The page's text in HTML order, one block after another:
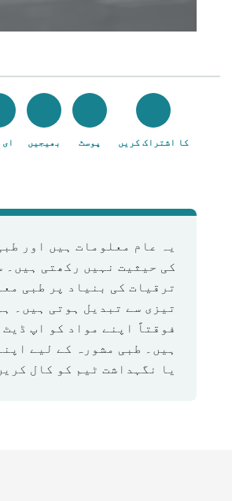
کا اشتراک کریں پوسٹ بھیجیں ای
یہ عام معلومات ہیں اور
کی حیثیت نہیں رکھتی ہیں۔
ترقیات کی بنیاد پر طبی
تیزی سے تبدیل ہوتی ہیں۔
فوقتاً اپنے مواد کو اپ ڈیٹ
ہیں۔ طبی مشورہ کے لیے
یا نگہداشت ٹیم کو کال